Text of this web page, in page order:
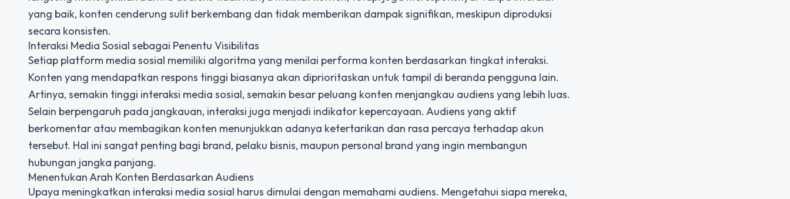
yang baik, konten cenderung sulit berkembang dan tidak memberikan dampak signifikan, meskipun diproduksi
secara konsisten.
Interaksi Media Sosial sebagai Penentu Visibilitas
Setiap platform media sosial memiliki algoritma yang menilai performa konten berdasarkan tingkat interaksi.
Konten yang mendapatkan respons tinggi biasanya akan diprioritaskan untuk tampil di beranda pengguna lain.
Artinya, semakin tinggi interaksi media sosial, semakin besar peluang konten menjangkau audiens yang lebih luas.
Selain berpengaruh pada jangkauan, interaksi juga menjadi indikator kepercayaan. Audiens yang aktif
berkomentar atau membagikan konten menunjukkan adanya ketertarikan dan rasa percaya terhadap akun
tersebut. Hal ini sangat penting bagi brand, pelaku bisnis, maupun personal brand yang ingin membangun
hubungan jangka panjang.
Menentukan Arah Konten Berdasarkan Audiens
Upaya meningkatkan interaksi media sosial harus dimulai dengan memahami audiens. Mengetahui siapa mereka,